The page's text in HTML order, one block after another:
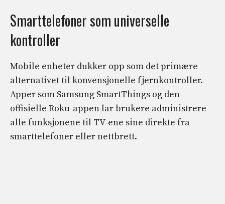
Smarttelefoner som universelle
kontroller
Mobile enheter dukker opp som det primære
alternativet til konvensjonelle fjernkontroller.
Apper som Samsung SmartThings og den
offisielle Roku-appen lar brukere administrere
alle funksjonene til TV-ene sine direkte fra
smarttelefoner eller nettbrett.